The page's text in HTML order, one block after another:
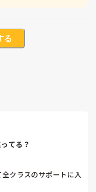
る
てる？
クラスのサポートに入